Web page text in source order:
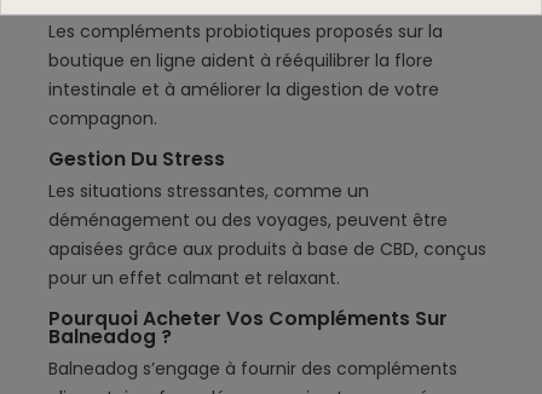
Les compléments probiotiques proposés sur la
boutique en ligne aident à rééquilibrer la flore
intestinale et à améliorer la digestion de votre
compagnon.
Gestion Du Stress
Les situations stressantes, comme un
déménagement ou des voyages, peuvent être
apaisées grâce aux produits à base de CBD, conçus
pour un effet calmant et relaxant.
Pourquoi Acheter Vos Compléments Sur
Balneadog ?
Balneadog s’engage à fournir des compléments